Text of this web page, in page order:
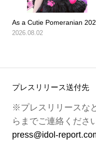
As a Cutie Pomeranian
2026.08.02
プレスリリース送付先
※プレスリリースな
らまでご連絡くださ
press@idol-